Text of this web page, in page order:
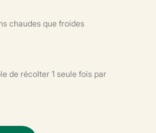
chaudes que froides
de récolter 1 seule fois par